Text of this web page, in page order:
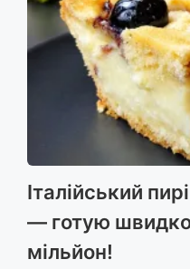
Італійський
— готую
мільйон!